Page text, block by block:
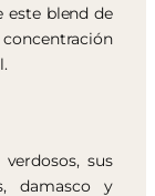
este blend de
sus
damasco y